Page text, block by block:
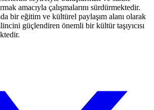
amacıyla çalışmalarını sürdürmektedir.
bir eğitim ve kültürel paylaşım alanı olarak
güçlendiren önemli bir kültür taşıyıcısı